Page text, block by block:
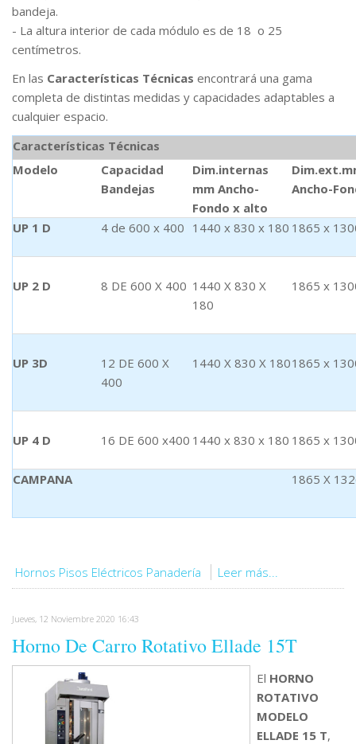
bandeja.
- La altura interior de cada módulo es de 18 o 25
centímetros.
En las Características Técnicas encontrará una gama
completa de distintas medidas y capacidades adaptables a
cualquier espacio.
Características Técnicas
Modelo
Capacidad
Bandejas
Dim.internas
mm Ancho-
Fondo x alto
Ancho-
UP 1 D 4 de 600 x 400 1440 x 830 x 180 1865 x
UP 2 D 8 DE 600 X 400 1440 X 830 X
180
1865 x
UP 3D
12 DE 600 X
400
1440 X 830 X 1801865 x
UP 4 D 16 DE 600 x400 1440 x 830 x 180 1865 x
CAMPANA 1865 X
Hornos Pisos Eléctricos Panadería Leer más...
Jueves, 12 Noviembre 2020 16:43
Horno De Carro Rotativo Ellade 15T
El HORNO
ROTATIVO
MODELO
ELLADE 15 T,